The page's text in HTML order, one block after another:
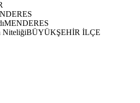
MENDERES
NiteliğiBÜYÜKŞEHİR İLÇE